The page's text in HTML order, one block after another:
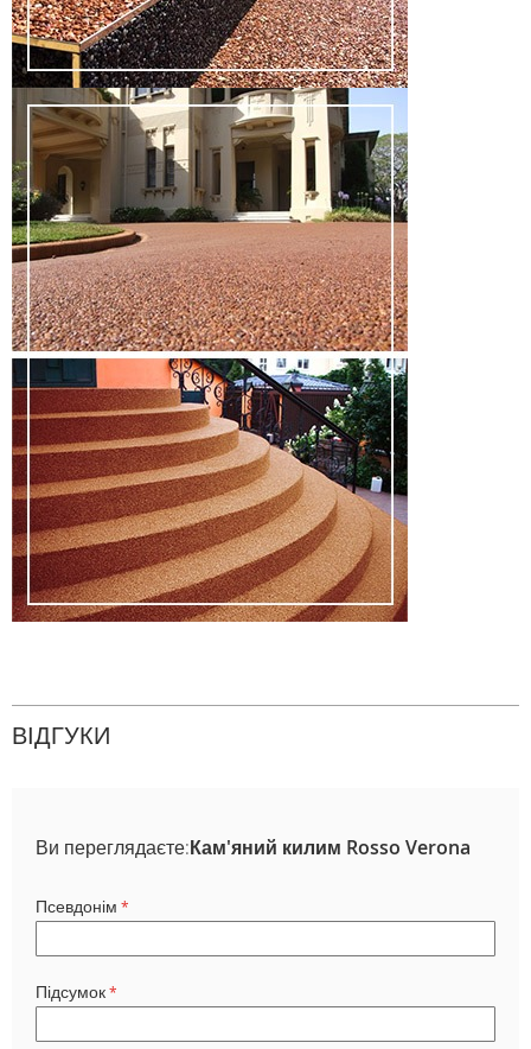
ВІДГУКИ
Ви переглядаєте:Кам'яний килим Rosso Verona
Псевдонім
Підсумок